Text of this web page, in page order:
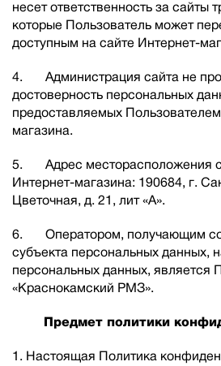
несет ответственность за сайты
которые Пользователь может
доступным на сайте Интернет-
4. Администрация сайта не
достоверность персональных
предоставляемых
магазина.
5. Адрес месторасположения
Интернет-магазина: 190684, г.
Цветочная, д. 21, лит «А».
6. Оператором, получающим
субъекта персональных данных,
персональных данных,
«Краснокамский РМЗ».
Предмет политики
1. Настоящая Политика